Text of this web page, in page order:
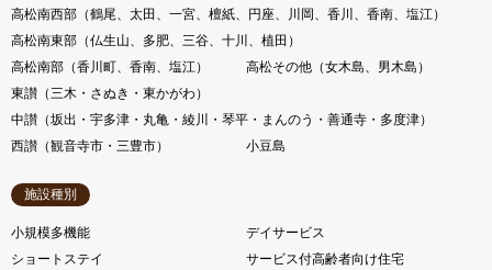
高松南西部（鶴尾、太田、一宮、檀紙、円座、川岡、香川、香南、塩江）
高松南東部（仏生山、多肥、三谷、十川、植田）
高松南部（香川町、香南、塩江）
高松その他（女木島、男木島）
東讃（三木・さぬき・東かがわ）
中讃（坂出・宇多津・丸亀・綾川・琴平・まんのう・善通寺・多度津）
西讃（観音寺市・三豊市）
小豆島
施設種別
小規模多機能
デイサービス
ショートステイ
サービス付高齢者向け住宅